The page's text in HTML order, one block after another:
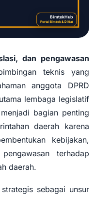
Legislasi,
DPRD
BimtekHub
Portal Bimtek & Diklat
dan pengawasan
teknis yang
anggota DPRD
lembaga legislatif
bagian penting
daerah karena
kebijakan,
terhadap
daerah.
sebagai unsur